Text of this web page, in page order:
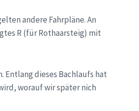
andere Fahrpläne. An
R (für Rothaarsteig) mit
Entlang dieses Bachlaufs hat
worauf wir später nich